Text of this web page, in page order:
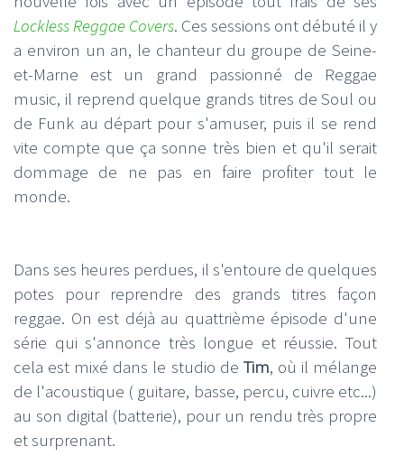
Lockless Reggae Covers. Ces sessions ont débuté il y
a environ un an, le chanteur du groupe de Seine-
et-Marne est un grand passionné de Reggae
music, il reprend quelque grands titres de Soul ou
de Funk au départ pour s'amuser, puis il se rend
vite compte que ça sonne très bien et qu'il serait
dommage de ne pas en faire profiter tout le
monde.
Dans ses heures perdues, il s'entoure de quelques
potes pour reprendre des grands titres façon
reggae. On est déjà au quattrième épisode d'une
série qui s'annonce très longue et réussie. Tout
cela est mixé dans le studio de Tim, où il mélange
de l'acoustique ( guitare, basse, percu, cuivre etc...)
au son digital (batterie), pour un rendu très propre
et surprenant.